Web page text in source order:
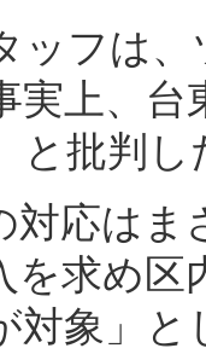
ッフは
実上、
と批判し
応はま
を求め
対象」